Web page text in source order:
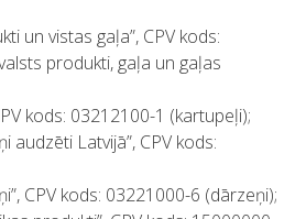
un vistas gaļa”, CPV kods:
produkti, gaļa un gaļas
kods: 03212100-1 (kartupeļi);
audzēti Latvijā”, CPV kods:
CPV kods: 03221000-6 (dārzeņi);